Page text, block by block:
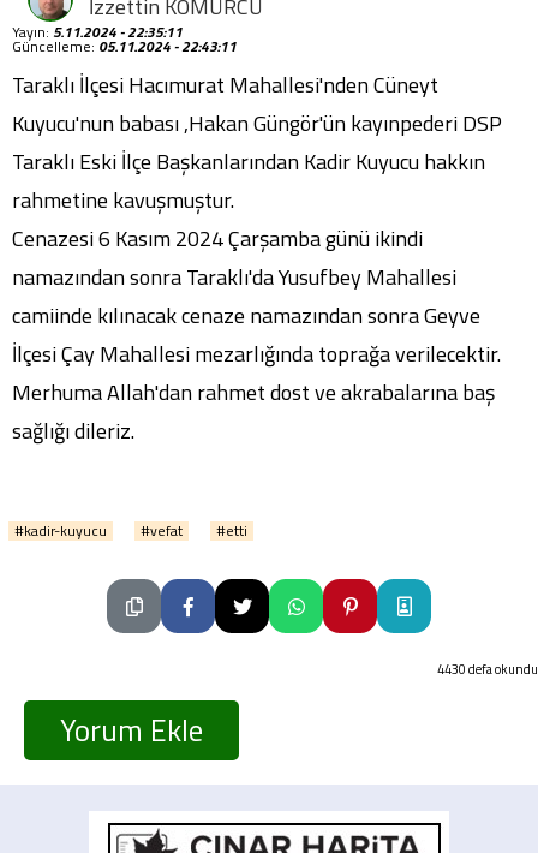
Yayın: 5.11.2024 - 22:35:11
Güncelleme: 05.11.2024 - 22:43:11
Taraklı İlçesi Hacımurat Mahallesi'nden Cüneyt
Kuyucu'nun babası ,Hakan Güngör'ün kayınpederi DSP
Taraklı Eski İlçe Başkanlarından Kadir Kuyucu hakkın
rahmetine kavuşmuştur.
Cenazesi 6 Kasım 2024 Çarşamba günü ikindi
namazından sonra Taraklı'da Yusufbey Mahallesi
camiinde kılınacak cenaze namazından sonra Geyve
İlçesi Çay Mahallesi mezarlığında toprağa verilecektir.
Merhuma Allah'dan rahmet dost ve akrabalarına baş
sağlığı dileriz.
#kadir-kuyucu #vefat #etti
4430 defa okundu
Yorum Ekle